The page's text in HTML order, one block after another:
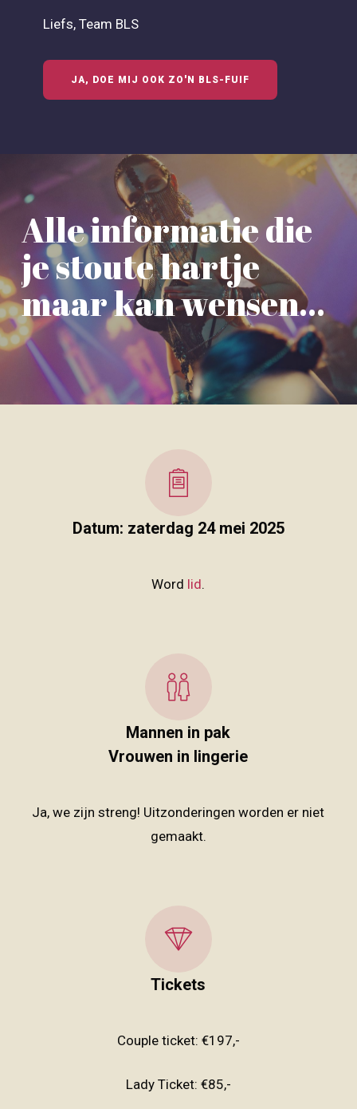
Liefs, Team BLS
JA, DOE MIJ OOK ZO'N BLS-FUIF
Alle informatie die
je stoute hartje
maar kan wensen…
Datum: zaterdag 24 mei 2025
Word lid.
Mannen in pak
Vrouwen in lingerie
Ja, we zijn streng! Uitzonderingen worden er niet
gemaakt.
Tickets
Couple ticket: €197,-
Lady Ticket: €85,-